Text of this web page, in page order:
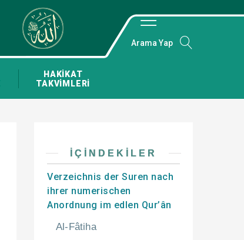
HAKİKAT
TAKVİMLERİ
Arama Yap
İÇINDEKILER
Verzeichnis der Suren nach
ihrer numerischen
Anordnung im edlen Qur’ân
Al-Fâtiha